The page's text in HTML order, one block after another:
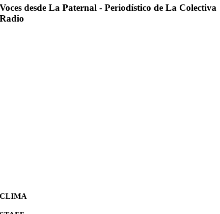
Voces desde La Paternal - Periodístico de La Colectiva
Radio
CLIMA